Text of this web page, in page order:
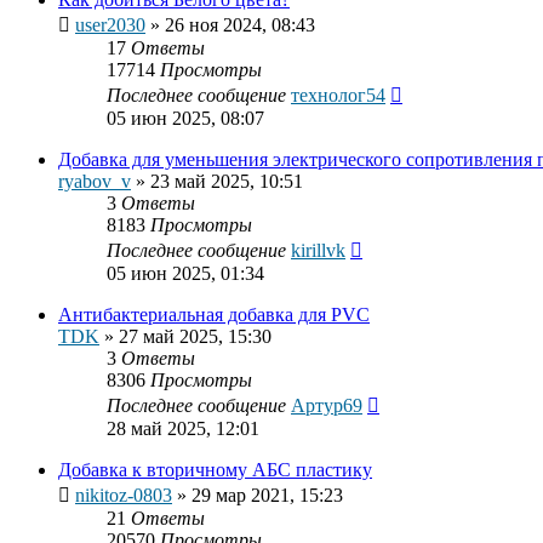
user2030 » 26 ноя 2024, 08:43
17 Ответы
17714 Просмотры
Последнее сообщение технолог54
05 июн 2025, 08:07
Добавка для уменьшения электрического сопротивления
ryabov_v » 23 май 2025, 10:51
3 Ответы
8183 Просмотры
Последнее сообщение kirillvk
05 июн 2025, 01:34
Антибактериальная добавка для PVC
TDK » 27 май 2025, 15:30
3 Ответы
8306 Просмотры
Последнее сообщение Артур69
28 май 2025, 12:01
Добавка к вторичному АБС пластику
nikitoz-0803 » 29 мар 2021, 15:23
21 Ответы